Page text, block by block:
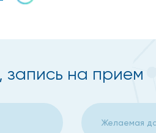
нашей клиники
при наличии здорового
на прием